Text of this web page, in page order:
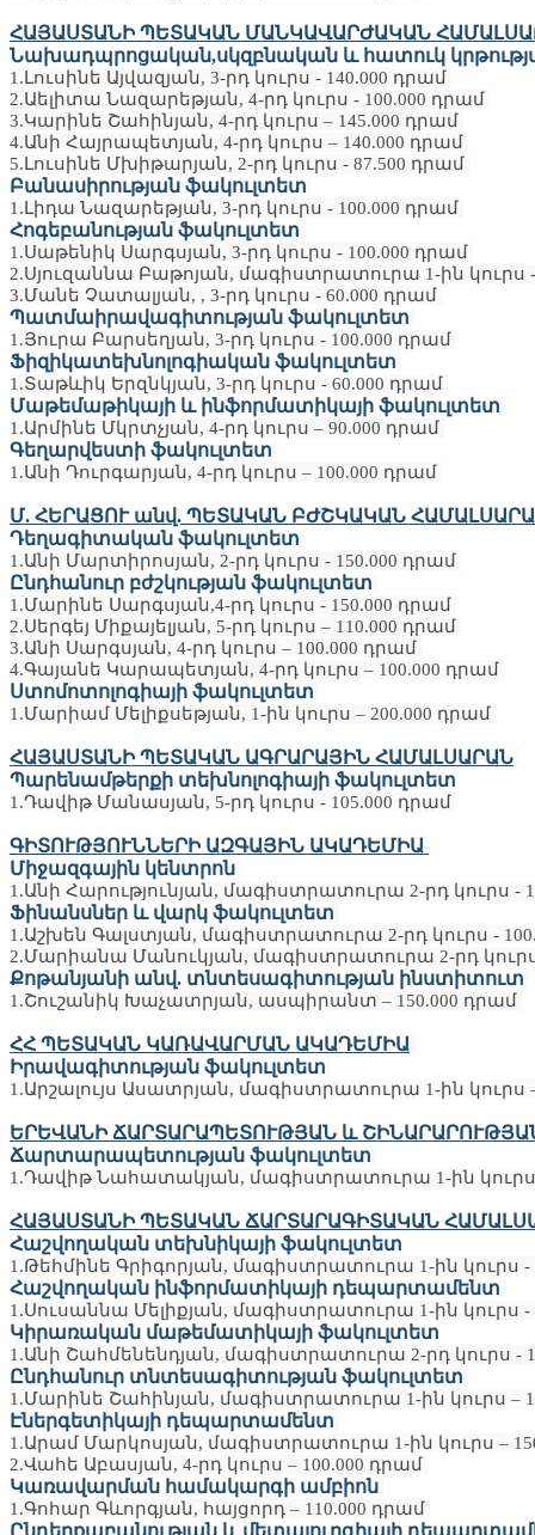
ՀԱՅԱՍՏԱՆԻ ՊԵՏԱԿԱՆ ՄԱՆԿԱՎԱՐԺԱԿԱՆ
Նախադպրոցական,սկզբնական և հատուկ
1.Լուսինե Այվազյան, 3-րդ կուրս - 140.000 դրամ
2.Աելիտա Նազարեթյան, 4-րդ կուրս - 100.000 դրամ
3.Կարինե Շահինյան, 4-րդ կուրս – 145.000 դրամ
4.Անի Հայրապետյան, 4-րդ կուրս – 140.000 դրամ
5.Լուսինե Մխիթարյան, 2-րդ կուրս - 87.500 դրամ
Բանասիրության ֆակուլտետ
1.Լիդա Նազարեթյան, 3-րդ կուրս - 100.000 դրամ
Հոգեբանության ֆակուլտետ
1.Սաթենիկ Սարգսյան, 3-րդ կուրս - 100.000 դրամ
2.Սյուզաննա Բաթոյան, մագիստրատուրա 1-ին կուրս -
3.Մանե Չատալյան, , 3-րդ կուրս - 60.000 դրամ
Պատմաիրավագիտության ֆակուլտետ
1.Յուրա Բարսեղյան, 3-րդ կուրս - 100.000 դրամ
Ֆիզիկատեխնոլոգիական ֆակուլտետ
1.Տաթևիկ Երզնկյան, 3-րդ կուրս - 60.000 դրամ
Մաթեմաթիկայի և ինֆորմատիկայի ֆակուլտետ
1.Արմինե Մկրտչյան, 4-րդ կուրս – 90.000 դրամ
Գեղարվեստի ֆակուլտետ
1.Անի Դուրգարյան, 4-րդ կուրս – 100.000 դրամ
Մ. ՀԵՐԱՑՈՒ անվ. ՊԵՏԱԿԱՆ ԲԺՇԿԱԿԱՆ
Դեղագիտական ֆակուլտետ
1.Անի Մարտիրոսյան, 2-րդ կուրս - 150.000 դրամ
Ընդհանուր բժշկության ֆակուլտետ
1.Մարինե Սարգսյան,4-րդ կուրս - 150.000 դրամ
2.Սերգեյ Միքայելյան, 5-րդ կուրս – 110.000 դրամ
3.Անի Սարգսյան, 4-րդ կուրս – 100.000 դրամ
4.Գայանե Կարապետյան, 4-րդ կուրս – 100.000 դրամ
Ստոմոտոլոգիայի ֆակուլտետ
1.Մարիամ Մելիքսեթյան, 1-ին կուրս – 200.000 դրամ
ՀԱՅԱՍՏԱՆԻ ՊԵՏԱԿԱՆ ԱԳՐԱՐԱՅԻՆ ՀԱՄԱԼՍԱՐԱՆ
Պարենամթերքի տեխնոլոգիայի ֆակուլտետ
1.Դավիթ Մանասյան, 5-րդ կուրս - 105.000 դրամ
ԳԻՏՈՒԹՅՈՒՆՆԵՐԻ ԱԶԳԱՅԻՆ ԱԿԱԴԵՄԻԱ
Միջազգային կենտրոն
1.Անի Հարությունյան, մագիստրատուրա 2-րդ կուրս -
Ֆինանսներ և վարկ ֆակուլտետ
1.Աշխեն Գալստյան, մագիստրատուրա 2-րդ կուրս -
2.Մարիանա Մանուկյան, մագիստրատուրա 2-րդ կուրս
Քոթանյանի անվ. տնտեսագիտության ինստիտուտ
1.Շուշանիկ Խաչատրյան, ասպիրանտ – 150.000 դրամ
ՀՀ ՊԵՏԱԿԱՆ ԿԱՌԱՎԱՐՄԱՆ ԱԿԱԴԵՄԻԱ
Իրավագիտության ֆակուլտետ
1.Արշալույս Ասատրյան, մագիստրատուրա 1-ին կուրս
ԵՐԵՎԱՆԻ ՃԱՐՏԱՐԱՊԵՏՈՒԹՅԱՆ և
Ճարտարապետության ֆակուլտետ
1.Դավիթ Նահատակյան, մագիստրատուրա 1-ին կուրս
ՀԱՅԱՍՏԱՆԻ ՊԵՏԱԿԱՆ ՃԱՐՏԱՐԱԳԻՏԱԿԱՆ
Հաշվողական տեխնիկայի ֆակուլտետ
1.Թեհմինե Գրիգորյան, մագիստրատուրա 1-ին կուրս -
Հաշվողական ինֆորմատիկայի դեպարտամենտ
1.Սուսաննա Մելիքյան, մագիստրատուրա 1-ին կուրս -
Կիրառական մաթեմատիկայի ֆակուլտետ
1.Անի Շահմենենդյան, մագիստրատուրա 2-րդ կուրս -
Ընդհանուր տնտեսագիտության ֆակուլտետ
1.Մարինե Շահինյան, մագիստրատուրա 1-ին կուրս –
Էներգետիկայի դեպարտամենտ
1.Արամ Մարկոսյան, մագիստրատուրա 1-ին կուրս –
2.Վահե Աբասյան, 4-րդ կուրս – 100.000 դրամ
Կառավարման համակարգի ամբիոն
1.Գոհար Գևորգյան, հայցորդ – 110.000 դրամ
Ընդերքաբանության և մետալուրգիայի